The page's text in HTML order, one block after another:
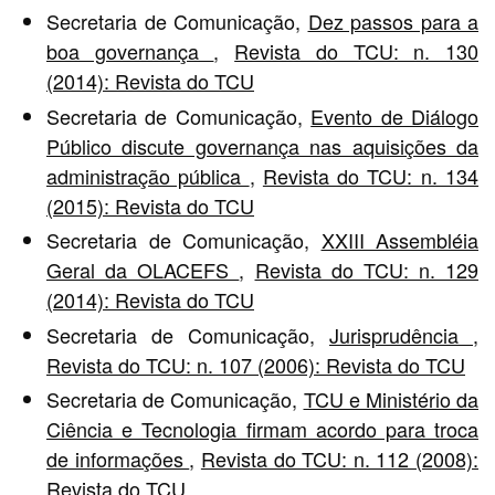
Secretaria de Comunicação, Dez passos para a
boa governança , Revista do TCU: n. 130
(2014): Revista do TCU
Secretaria de Comunicação, Evento de Diálogo
Público discute governança nas aquisições da
administração pública , Revista do TCU: n. 134
(2015): Revista do TCU
Secretaria de Comunicação, XXIII Assembléia
Geral da OLACEFS , Revista do TCU: n. 129
(2014): Revista do TCU
Secretaria de Comunicação, Jurisprudência ,
Revista do TCU: n. 107 (2006): Revista do TCU
Secretaria de Comunicação, TCU e Ministério da
Ciência e Tecnologia firmam acordo para troca
de informações , Revista do TCU: n. 112 (2008):
Revista do TCU